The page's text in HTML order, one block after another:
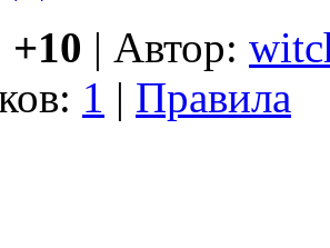
+10 | Автор:
1 | Правила